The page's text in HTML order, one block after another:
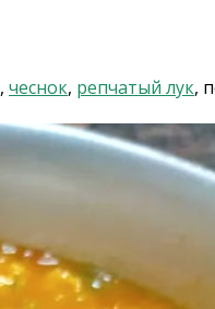
, чеснок, репчатый лук,